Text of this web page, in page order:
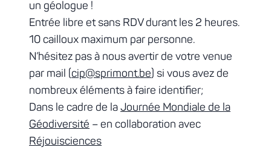
un géologue !
Entrée libre et sans RDV durant les 2 heures.
10 cailloux maximum par personne.
N’hésitez pas à nous avertir de votre venue
par mail (cip@sprimont.be) si vous avez de
nombreux éléments à faire identifier;
Dans le cadre de la Journée Mondiale de la
Géodiversité – en collaboration avec
Réjouisciences